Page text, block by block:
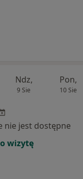
Ndz,
9 Sie
Pon,
10 Sie
nie jest dostępne
wizytę